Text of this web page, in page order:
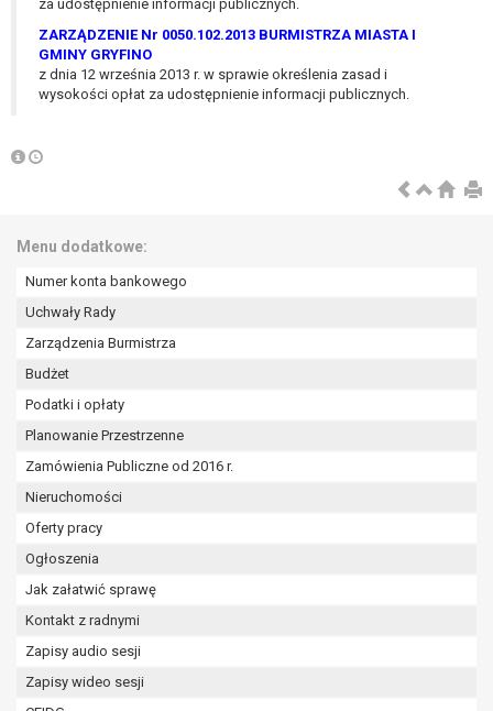
za udostępnienie informacji publicznych.
ZARZĄDZENIE Nr 0050.102.2013 BURMISTRZA MIASTA I
GMINY GRYFINO
z dnia 12 września 2013 r. w sprawie określenia zasad i
wysokości opłat za udostępnienie informacji publicznych.
Menu dodatkowe:
Numer konta bankowego
Uchwały Rady
Zarządzenia Burmistrza
Budżet
Podatki i opłaty
Planowanie Przestrzenne
Zamówienia Publiczne od 2016 r.
Nieruchomości
Oferty pracy
Ogłoszenia
Jak załatwić sprawę
Kontakt z radnymi
Zapisy audio sesji
Zapisy wideo sesji
realizowanych przez administratora
lub przez stronę trzecią.
przetwarzać tych danych osobowych, chyba
uzasadnionych podstaw do przetwarzania,
wolności osoby, której dane dotyczą, lub
obrony roszczeń.
W przypadku gdy przetwarzanie danych
lit a RODO), przysługuje Pani/Panu prawo do
cofnięcia tej zgody w dowolnym momencie.
zgody przed jej cofnięciem.
Przysługuje Pani/Panu prawo wniesienia skargi do
organu nadzorczego na niezgodne z prawem
przez administratora.
Organem właściwym do wniesienia skargi jest